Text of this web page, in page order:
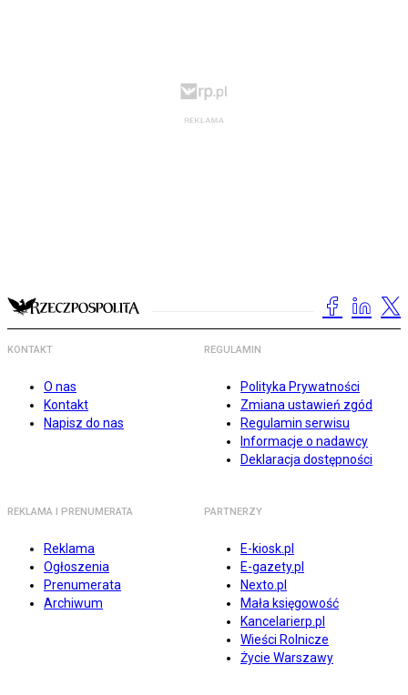
KONTAKT
O nas
Kontakt
Napisz do nas
REGULAMIN
Polityka Prywatności
Zmiana ustawień zgód
Regulamin serwisu
Informacje o nadawcy
Deklaracja dostępności
REKLAMA I PRENUMERATA
Reklama
Ogłoszenia
Prenumerata
Archiwum
PARTNERZY
E-kiosk.pl
E-gazety.pl
Nexto.pl
Mała księgowość
Kancelarierp.pl
Wieści Rolnicze
Życie Warszawy